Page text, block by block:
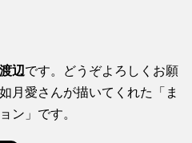
辺です。どうぞよろしくお願
月愛さんが描いてくれた「ま
ン」です。